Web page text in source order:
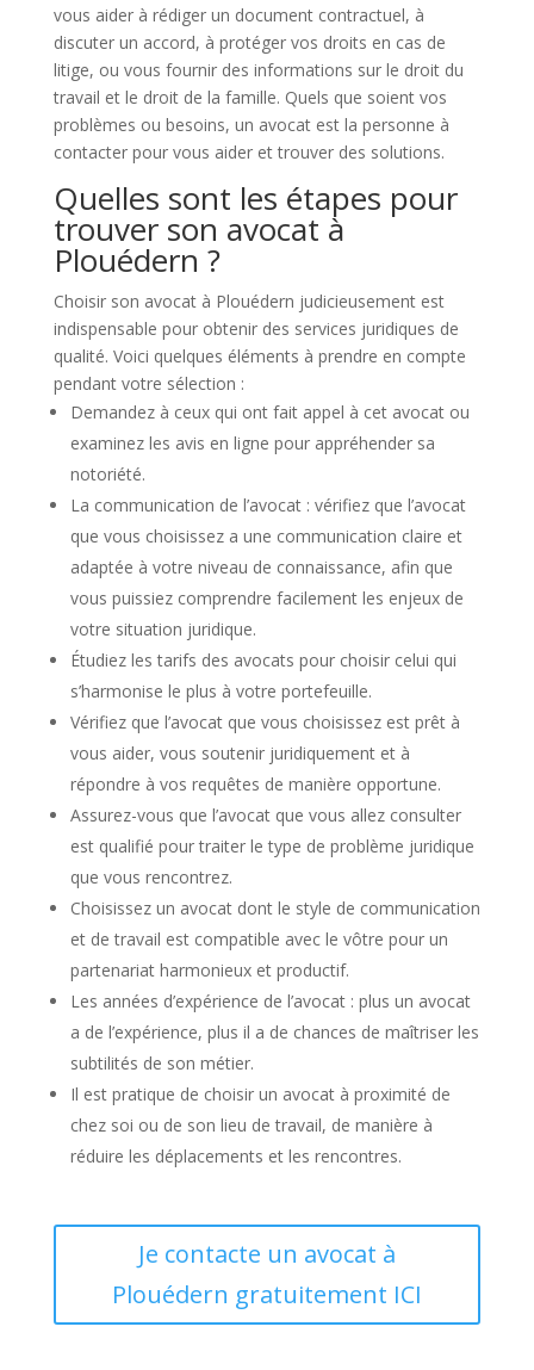
vous aider à rédiger un document contractuel, à
discuter un accord, à protéger vos droits en cas de
litige, ou vous fournir des informations sur le droit du
travail et le droit de la famille. Quels que soient vos
problèmes ou besoins, un avocat est la personne à
contacter pour vous aider et trouver des solutions.
Quelles sont les étapes pour
trouver son avocat à
Plouédern ?
Choisir son avocat à Plouédern judicieusement est
indispensable pour obtenir des services juridiques de
qualité. Voici quelques éléments à prendre en compte
pendant votre sélection :
Demandez à ceux qui ont fait appel à cet avocat ou
examinez les avis en ligne pour appréhender sa
notoriété.
La communication de l’avocat : vérifiez que l’avocat
que vous choisissez a une communication claire et
adaptée à votre niveau de connaissance, afin que
vous puissiez comprendre facilement les enjeux de
votre situation juridique.
Étudiez les tarifs des avocats pour choisir celui qui
s’harmonise le plus à votre portefeuille.
Vérifiez que l’avocat que vous choisissez est prêt à
vous aider, vous soutenir juridiquement et à
répondre à vos requêtes de manière opportune.
Assurez-vous que l’avocat que vous allez consulter
est qualifié pour traiter le type de problème juridique
que vous rencontrez.
Choisissez un avocat dont le style de communication
et de travail est compatible avec le vôtre pour un
partenariat harmonieux et productif.
Les années d’expérience de l’avocat : plus un avocat
a de l’expérience, plus il a de chances de maîtriser les
subtilités de son métier.
Il est pratique de choisir un avocat à proximité de
chez soi ou de son lieu de travail, de manière à
réduire les déplacements et les rencontres.
Je contacte un avocat à
Plouédern gratuitement ICI